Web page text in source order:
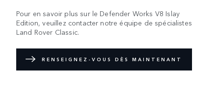
Pour en savoir plus sur le Defender Works V8 Islay
Edition, veuillez contacter notre équipe de spécialistes
Land Rover Classic.
RENSEIGNEZ-VOUS DÈS MAINTENANT